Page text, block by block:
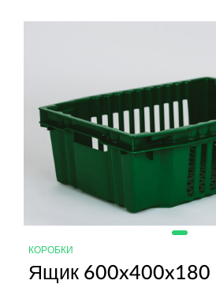
КОРОБКИ
Ящик 600x400x180